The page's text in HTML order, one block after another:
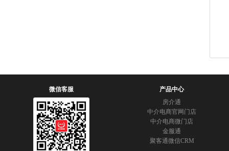
微信客服
产品中心
房介通
中介电商官网门店
中介电商微门店
金服通
聚客通微信CRM